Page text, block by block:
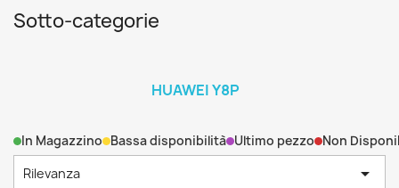
Sotto-categorie
HUAWEI Y8P
In Magazzino Bassa disponibilità Ultimo pezzo Non
Rilevanza 